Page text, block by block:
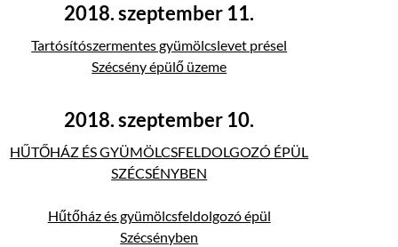
2018. szeptember 11.
Tartósítószermentes gyümölcslevet présel
Szécsény épülő üzeme
2018. szeptember 10.
HŰTŐHÁZ ÉS GYÜMÖLCSFELDOLGOZÓ ÉPÜL
SZÉCSÉNYBEN
Hűtőház és gyümölcsfeldolgozó épül
Szécsényben